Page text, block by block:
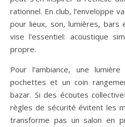
rationnel. En club, l’enveloppe
pour lieux, son, lumières, bars
vise l’essentiel: acoustique
propre.
Pour l’ambiance, une
pochettes et un coin
bazar. Si des écoutes
règles de sécurité évitent les
transforme pas un salon en